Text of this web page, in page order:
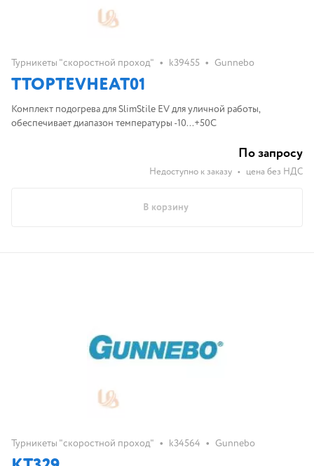
Турникеты "скоростной проход" • k39455 • Gunnebo
TTOPTEVHEAT01
Комплект подогрева для SlimStile EV для уличной работы,
обеспечивает диапазон температуры -10...+50С
По запросу
Недоступно к заказу • цена без НДС
В корзину
Турникеты "скоростной проход" • k34564 • Gunnebo